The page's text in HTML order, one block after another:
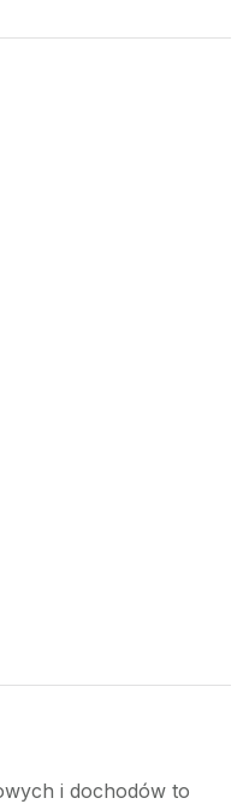
i dochodów to